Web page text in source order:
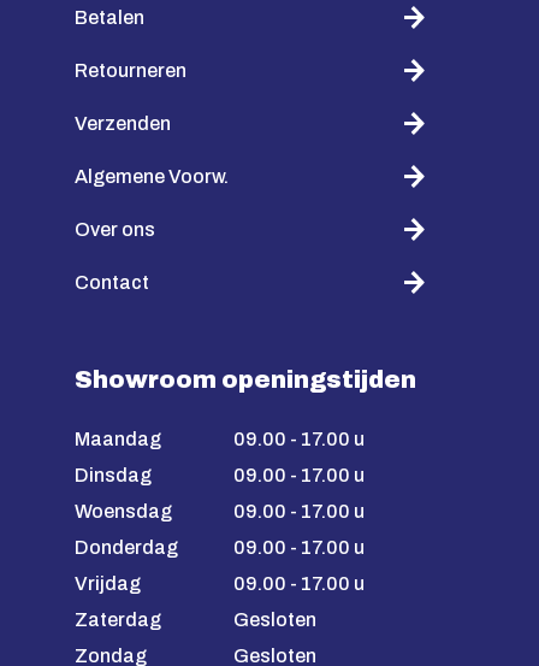
Betalen
Retourneren
Verzenden
Algemene Voorw.
Over ons
Contact
Showroom openingstijden
Maandag
09.00 - 17.00 u
Dinsdag
09.00 - 17.00 u
Woensdag
09.00 - 17.00 u
Donderdag
09.00 - 17.00 u
Vrijdag
09.00 - 17.00 u
Zaterdag
Gesloten
Zondag
Gesloten